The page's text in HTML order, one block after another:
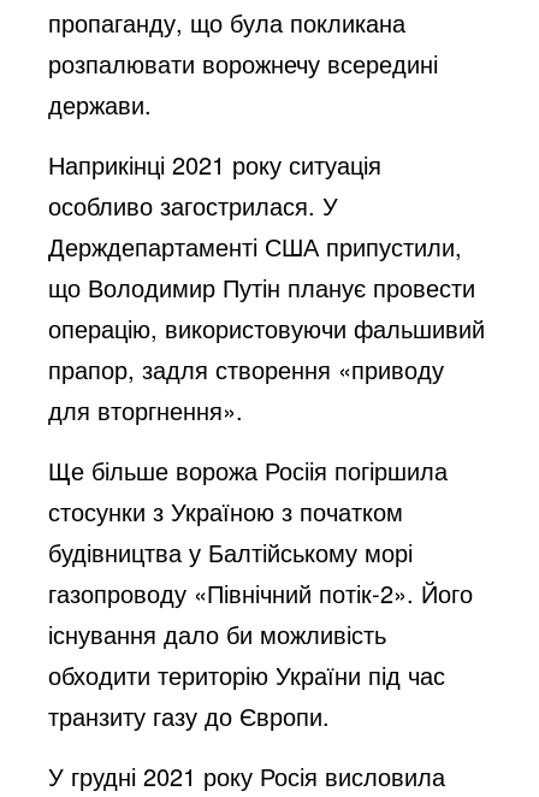
пропаганду, що була покликана
розпалювати ворожнечу всередині
держави.
Наприкінці 2021 року ситуація
особливо загострилася. У
Держдепартаменті США припустили,
що Володимир Путін планує провести
операцію, використовуючи фальшивий
прапор, задля створення «приводу
для вторгнення».
Ще більше ворожа Росіія погіршила
стосунки з Україною з початком
будівництва у Балтійському морі
газопроводу «Північний потік-2». Його
існування дало би можливість
обходити територію України під час
транзиту газу до Європи.
У грудні 2021 року Росія висловила